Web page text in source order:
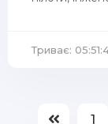
Триває:
1